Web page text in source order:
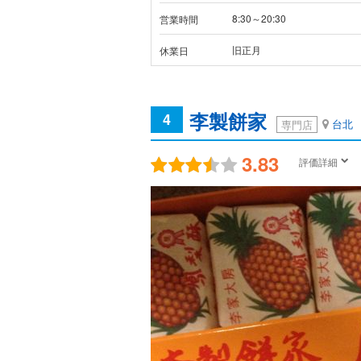
営業時間 8:30～20:30
休業日 旧正月
4 李製餅家 専門店 台北
3.83 評価詳細